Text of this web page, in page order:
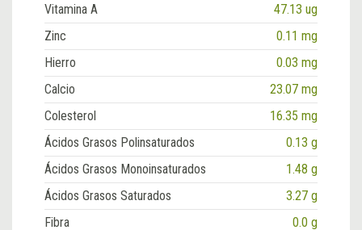
Vitamina A
47.13 ug
Zinc
0.11 mg
Hierro
0.03 mg
Calcio
23.07 mg
Colesterol
16.35 mg
Ácidos Grasos Polinsaturados
0.13 g
Ácidos Grasos Monoinsaturados
1.48 g
Ácidos Grasos Saturados
3.27 g
Fibra
0.0 g